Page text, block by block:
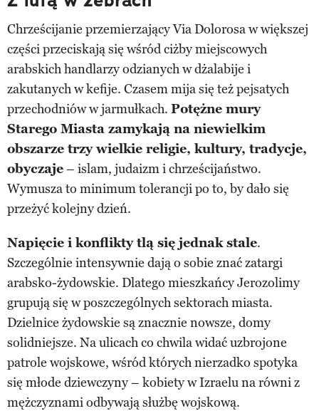
Chrześcijanie przemierzający Via Dolorosa w większej
części przeciskają się wśród ciżby miejscowych
arabskich handlarzy odzianych w dżalabije i
zakutanych w kefije. Czasem mija się też pejsatych
przechodniów w jarmułkach. Potężne mury
Starego Miasta zamykają na niewielkim
obszarze trzy wielkie religie, kultury, tradycje,
obyczaje– islam, judaizm i chrześcijaństwo.
Wymusza to minimum tolerancji po to, by dało się
przeżyć kolejny dzień.
Napięcie i konflikty tlą się jednak stale.
Szczególnie intensywnie dają o sobie znać zatargi
arabsko-żydowskie. Dlatego mieszkańcy Jerozolimy
grupują się w poszczególnych sektorach miasta.
Dzielnice żydowskie są znacznie nowsze, domy
solidniejsze. Na ulicach co chwila widać uzbrojone
patrole wojskowe, wśród których nierzadko spotyka
się młode dziewczyny – kobiety w Izraelu na równi z
mężczyznami odbywają służbę wojskową.